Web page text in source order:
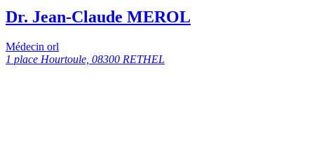
Dr. Jean-Claude MEROL
Médecin orl
1 place Hourtoule, 08300 RETHEL